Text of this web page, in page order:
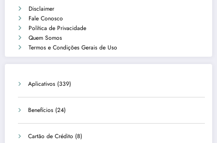
Disclaimer
Fale Conosco
Política de Privacidade
Quem Somos
Termos e Condições Gerais de Uso
Aplicativos (339)
Benefícios (24)
Cartão de Crédito (8)